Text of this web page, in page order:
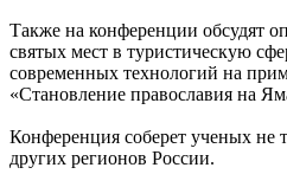
Также на конференции обсудят
святых мест в туристическую
современных технологий на
«Становление православия на
Конференция соберет ученых не
других регионов России.